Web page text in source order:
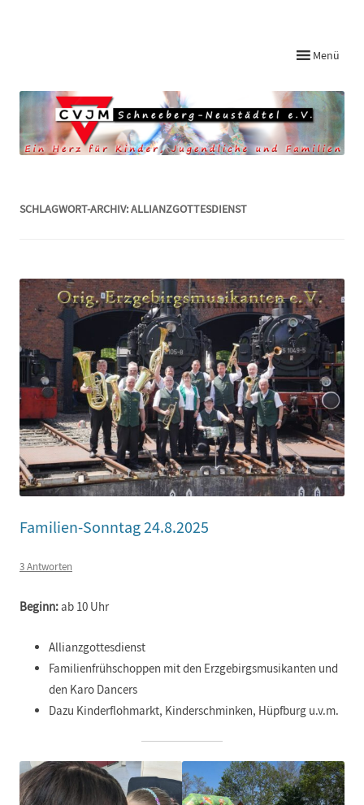
Menü
SCHLAGWORT-ARCHIV:ALLIANZGOTTESDIENST
Familien-Sonntag 24.8.2025
3 Antworten
Beginn:ab 10 Uhr
Allianzgottesdienst
Familienfrühschoppen mit den Erzgebirgsmusikanten und
den Karo Dancers
Dazu Kinderflohmarkt, Kinderschminken, Hüpfburg u.v.m.